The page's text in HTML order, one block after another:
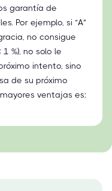
garantía de
Por ejemplo, si “A”
no consigue
%), no solo le
intento, sino
de su próximo
ventajas es: